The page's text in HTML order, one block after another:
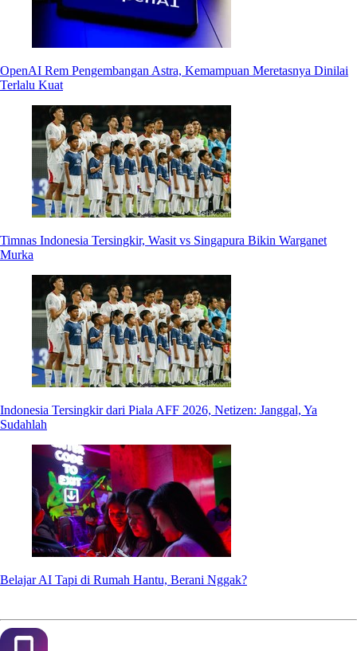
OpenAI Rem Pengembangan Astra, Kemampuan Meretasnya Dinilai
Terlalu Kuat
Timnas Indonesia Tersingkir, Wasit vs Singapura Bikin Warganet
Murka
Indonesia Tersingkir dari Piala AFF 2026, Netizen: Janggal, Ya
Sudahlah
Belajar AI Tapi di Rumah Hantu, Berani Nggak?